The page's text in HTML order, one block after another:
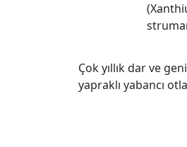
Çok yıllık dar ve
yapraklı yabancı